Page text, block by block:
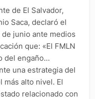
de El Salvador,
Saca, declaró el
de junio ante medios
que: «El FMLN
del engaño…
una estrategia del
más alto nivel. El
relacionado con